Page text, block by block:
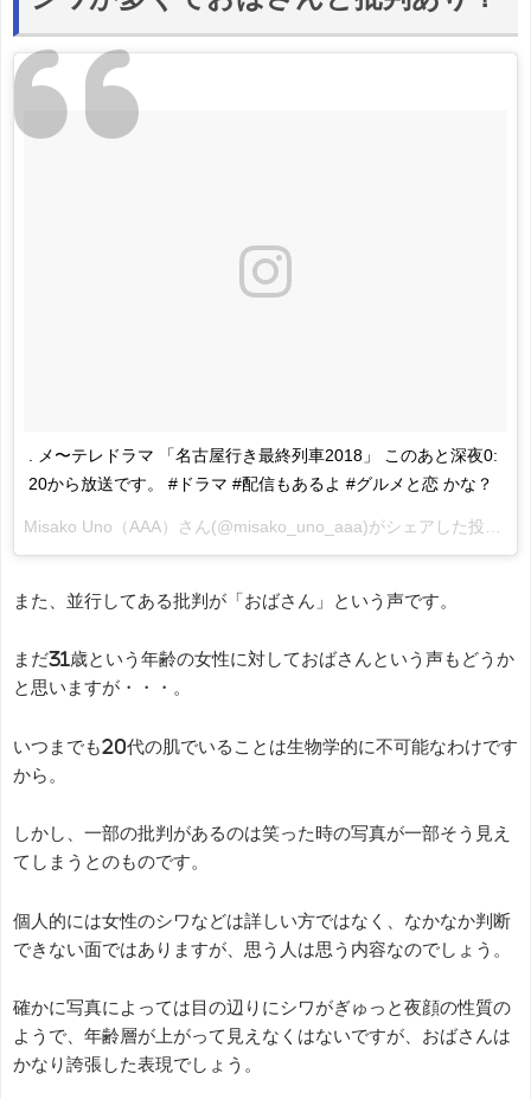
. メ〜テレドラマ 「名古屋行き最終列車2018」 このあと深夜0:
20から放送です。 #ドラマ #配信もあるよ #グルメと恋 かな？
Misako Uno（AAA） さん(@misako_uno_aaa)がシェアした投稿 -
また、並行してある批判が「おばさん」という声です。
まだ31歳という年齢の女性に対しておばさんという声もどうか
と思いますが・・・。
いつまでも20代の肌でいることは生物学的に不可能なわけです
から。
しかし、一部の批判があるのは笑った時の写真が一部そう見え
てしまうとのものです。
個人的には女性のシワなどは詳しい方ではなく、なかなか判断
できない面ではありますが、思う人は思う内容なのでしょう。
確かに写真によっては目の辺りにシワがぎゅっと夜顔の性質の
ようで、年齢層が上がって見えなくはないですが、おばさんは
かなり誇張した表現でしょう。